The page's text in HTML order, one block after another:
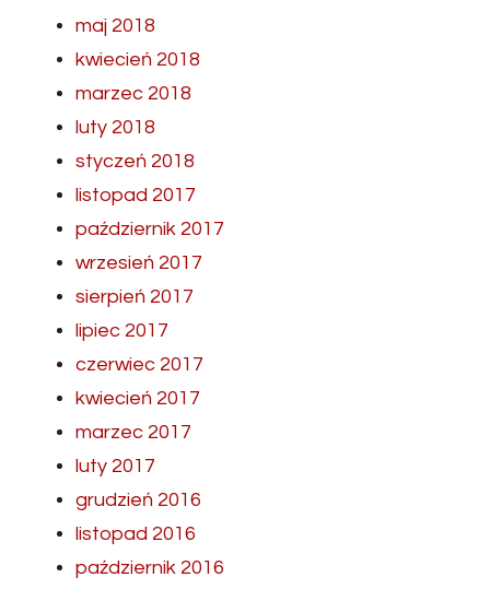
maj 2018
kwiecień 2018
marzec 2018
luty 2018
styczeń 2018
listopad 2017
październik 2017
wrzesień 2017
sierpień 2017
lipiec 2017
czerwiec 2017
kwiecień 2017
marzec 2017
luty 2017
grudzień 2016
listopad 2016
październik 2016